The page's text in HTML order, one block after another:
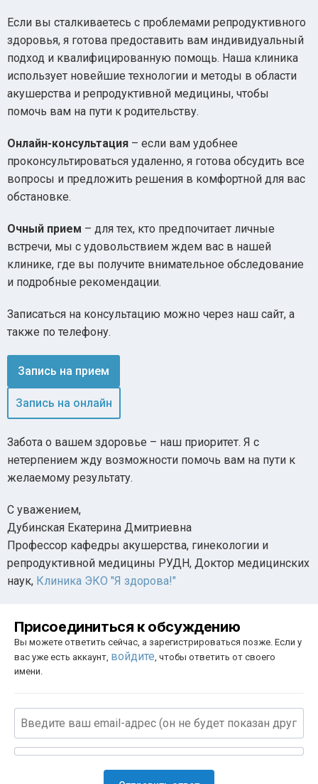
Если вы сталкиваетесь с проблемами репродуктивного
здоровья, я готова предоставить вам индивидуальный
подход и квалифицированную помощь. Наша клиника
использует новейшие технологии и методы в области
акушерства и репродуктивной медицины, чтобы
помочь вам на пути к родительству.
Онлайн-консультация – если вам удобнее
проконсультироваться удаленно, я готова обсудить все
вопросы и предложить решения в комфортной для вас
обстановке.
Очный прием – для тех, кто предпочитает личные
встречи, мы с удовольствием ждем вас в нашей
клинике, где вы получите внимательное обследование
и подробные рекомендации.
Записаться на консультацию можно через наш сайт, а
также по телефону.
Запись на прием
Запись на онлайн
Забота о вашем здоровье – наш приоритет. Я с
нетерпением жду возможности помочь вам на пути к
желаемому результату.
С уважением,
Дубинская Екатерина Дмитриевна
Профессор кафедры акушерства, гинекологии и
репродуктивной медицины РУДН, Доктор медицинских
наук, Клиника ЭКО "Я здорова!"
Присоединиться к обсуждению
Вы можете ответить сейчас, а зарегистрироваться позже. Если у
вас уже есть аккаунт, войдите, чтобы ответить от своего
имени.